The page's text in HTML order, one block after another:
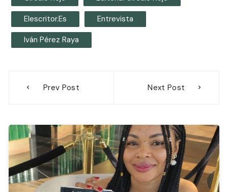
Elescritor.es Entrevista
Iván Pérez Raya
Prev Post Next Post